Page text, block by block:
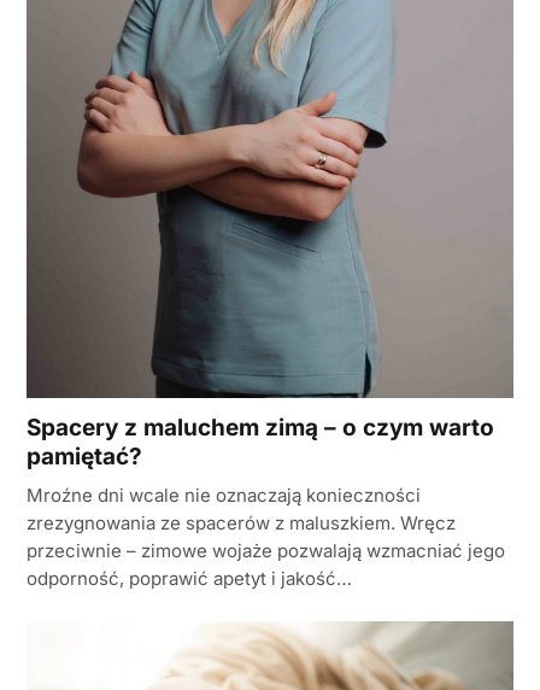
Spacery z maluchem zimą – o czym warto
pamiętać?
Mroźne dni wcale nie oznaczają konieczności
zrezygnowania ze spacerów z maluszkiem. Wręcz
przeciwnie – zimowe wojaże pozwalają wzmacniać jego
odporność, poprawić apetyt i jakość…